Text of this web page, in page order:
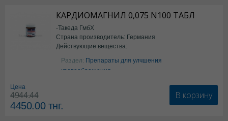
КАРДИОМАГНИЛ 0,075 N100 ТАБЛ
-Такеда ГмбХ
Страна производитель: Германия
Действующие вещества:
ацетилсалициловая кислота
Раздел: Препараты для улчшения
кровообращения
Цена
4944.44
4450.00тнг.
В корзину